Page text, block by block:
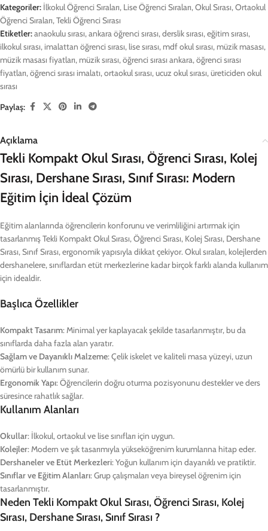
Kategoriler: İlkokul Öğrenci Sıraları, Lise Öğrenci Sıraları,Okul Sırası,Ortaokul
Öğrenci Sıraları,Tekli Öğrenci Sırası
Etiketler:anaokulu sırası,ankara öğrenci sırası,derslik sırası,eğitim sırası,
ilkokul sırası, imalattan öğrenci sırası, lise sırası, mdf okul sırası, müzik masası,
müzik masası fiyatları, müzik sırası,öğrenci sırası ankara,öğrenci sırası
fiyatları,öğrenci sırası imalatı,ortaokul sırası,ucuz okul sırası,üreticiden okul
sırası
Paylaş:
Açıklama
Tekli Kompakt Okul Sırası, Öğrenci Sırası, Kolej
Sırası, Dershane Sırası, Sınıf Sırası: Modern
Eğitim İçin İdeal Çözüm
Eğitim alanlarında öğrencilerin konforunu ve verimliliğini artırmak için
tasarlanmış Tekli Kompakt Okul Sırası, Öğrenci Sırası, Kolej Sırası, Dershane
Sırası, Sınıf Sırası, ergonomik yapısıyla dikkat çekiyor. Okul sıraları, kolejlerden
dershanelere, sınıflardan etüt merkezlerine kadar birçok farklı alanda kullanım
için idealdir.
Başlıca Özellikler
Kompakt Tasarım: Minimal yer kaplayacak şekilde tasarlanmıştır, bu da
sınıflarda daha fazla alan yaratır.
Sağlam ve Dayanıklı Malzeme: Çelik iskelet ve kaliteli masa yüzeyi, uzun
ömürlü bir kullanım sunar.
Ergonomik Yapı: Öğrencilerin doğru oturma pozisyonunu destekler ve ders
süresince rahatlık sağlar.
Kullanım Alanları
Okullar: İlkokul, ortaokul ve lise sınıfları için uygun.
Kolejler: Modern ve şık tasarımıyla yükseköğrenim kurumlarına hitap eder.
Dershaneler ve Etüt Merkezleri: Yoğun kullanım için dayanıklı ve pratiktir.
Sınıflar ve Eğitim Alanları: Grup çalışmaları veya bireysel öğrenim için
tasarlanmıştır.
Neden Tekli Kompakt Okul Sırası, Öğrenci Sırası, Kolej
Sırası, Dershane Sırası, Sınıf Sırası ?